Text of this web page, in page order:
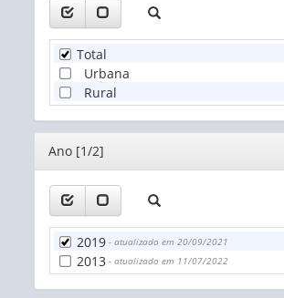
Total
Urbana
Rural
Editor
Ano [1/2]
2019 - atualizado em 20/09/2021
2013 - atualizado em 11/07/2022